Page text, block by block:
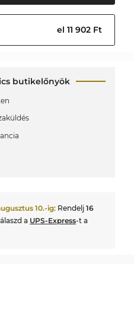
el 11 902 Ft
butikelőnyök
10.-ig: Rendelj 16
a UPS-Express-t a